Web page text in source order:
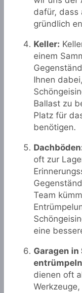
dafür, dass
gründlich
Keller:
einem
Ihnen
Ballast zu
Platz für
benötigen.
oft zur
Team
eine
Garagen
dienen oft